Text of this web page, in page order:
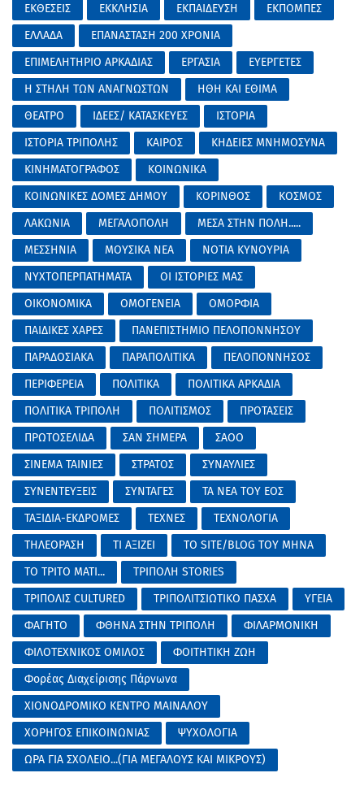
ΕΚΘΕΣΕΙΣ
ΕΚΚΛΗΣΙΑ ΕΚΠΑΙΔΕΥΣΗ
ΕΚΠΟΜΠΕΣ
ΕΛΛΑΔΑ
ΕΠΑΝΑΣΤΑΣΗ 200 ΧΡΟΝΙΑ
ΕΠΙΜΕΛΗΤΗΡΙΟ ΑΡΚΑΔΙΑΣ
ΕΡΓΑΣΙΑ
ΕΥΕΡΓΕΤΕΣ
Η ΣΤΗΛΗ ΤΩΝ ΑΝΑΓΝΩΣΤΩΝ
ΗΘΗ ΚΑΙ ΕΘΙΜΑ
ΘΕΑΤΡΟ
ΙΔΕΕΣ/ ΚΑΤΑΣΚΕΥΕΣ
ΙΣΤΟΡΙΑ
ΙΣΤΟΡΙΑ ΤΡΙΠΟΛΗΣ
ΚΑΙΡΟΣ
ΚΗΔΕΙΕΣ ΜΝΗΜΟΣΥΝΑ
ΚΙΝΗΜΑΤΟΓΡΑΦΟΣ
ΚΟΙΝΩΝΙΚΑ
ΚΟΙΝΩΝΙΚΕΣ ΔΟΜΕΣ ΔΗΜΟΥ
ΚΟΡΙΝΘΟΣ
ΚΟΣΜΟΣ
ΛΑΚΩΝΙΑ
ΜΕΓΑΛΟΠΟΛΗ
ΜΕΣΑ ΣΤΗΝ ΠΟΛΗ.....
ΜΕΣΣΗΝΙΑ
ΜΟΥΣΙΚΑ ΝΕΑ
ΝΟΤΙΑ ΚΥΝΟΥΡΙΑ
ΝΥΧΤΟΠΕΡΠΑΤΗΜΑΤΑ
ΟΙ ΙΣΤΟΡΙΕΣ ΜΑΣ
ΟΙΚΟΝΟΜΙΚΑ
ΟΜΟΓΕΝΕΙΑ
ΟΜΟΡΦΙΑ
ΠΑΙΔΙΚΕΣ ΧΑΡΕΣ
ΠΑΝΕΠΙΣΤΗΜΙΟ ΠΕΛΟΠΟΝΝΗΣΟΥ
ΠΑΡΑΔΟΣΙΑΚΑ
ΠΑΡΑΠΟΛΙΤΙΚΑ
ΠΕΛΟΠΟΝΝΗΣΟΣ
ΠΕΡΙΦΕΡΕΙΑ
ΠΟΛΙΤΙΚΑ
ΠΟΛΙΤΙΚΑ ΑΡΚΑΔΙΑ
ΠΟΛΙΤΙΚΑ ΤΡΙΠΟΛΗ
ΠΟΛΙΤΙΣΜΟΣ
ΠΡΟΤΑΣΕΙΣ
ΠΡΩΤΟΣΕΛΙΔΑ
ΣΑΝ ΣΗΜΕΡΑ
ΣΑΟΟ
ΣΙΝΕΜΑ ΤΑΙΝΙΕΣ
ΣΤΡΑΤΟΣ
ΣΥΝΑΥΛΙΕΣ
ΣΥΝΕΝΤΕΥΞΕΙΣ
ΣΥΝΤΑΓΕΣ
ΤΑ ΝΕΑ ΤΟΥ ΕΟΣ
ΤΑΞΙΔΙΑ-ΕΚΔΡΟΜΕΣ
ΤΕΧΝΕΣ
ΤΕΧΝΟΛΟΓΙΑ
ΤΗΛΕΟΡΑΣΗ
ΤΙ ΑΞΙΖΕΙ
ΤΟ SITE/BLOG ΤΟΥ ΜΗΝΑ
ΤΟ ΤΡΙΤΟ ΜΑΤΙ...
ΤΡΙΠΟΛΗ STORIES
ΤΡΙΠΟΛΙΣ CULTURED
ΤΡΙΠΟΛΙΤΣΙΩΤΙΚΟ ΠΑΣΧΑ
ΥΓΕΙΑ
ΦΑΓΗΤΟ
ΦΘΗΝΑ ΣΤΗΝ ΤΡΙΠΟΛΗ
ΦΙΛΑΡΜΟΝΙΚΗ
ΦΙΛΟΤΕΧΝΙΚΟΣ ΟΜΙΛΟΣ
ΦΟΙΤΗΤΙΚΗ ΖΩΗ
Φορέας Διαχείρισης Πάρνωνα
ΧΙΟΝΟΔΡΟΜΙΚΟ ΚΕΝΤΡΟ ΜΑΙΝΑΛΟΥ
ΧΟΡΗΓΟΣ ΕΠΙΚΟΙΝΩΝΙΑΣ
ΨΥΧΟΛΟΓΙΑ
ΩΡΑ ΓΙΑ ΣΧΟΛΕΙΟ...(ΓΙΑ ΜΕΓΑΛΟΥΣ ΚΑΙ ΜΙΚΡΟΥΣ)